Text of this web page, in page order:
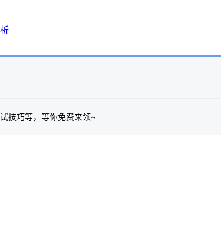
技巧等，等你免费来领~